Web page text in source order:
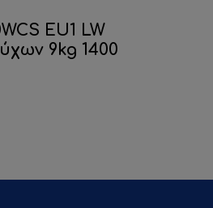
EU1 LW
9kg 1400